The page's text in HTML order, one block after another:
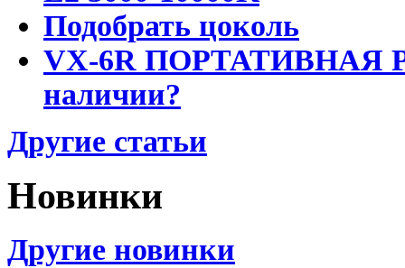
Подобрать цоколь
VX-6R ПОРТАТИВНАЯ
наличии?
Другие статьи
Новинки
Другие новинки